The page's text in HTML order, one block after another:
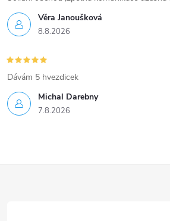
Věra Janoušková
8.8.2026
Michal Darebny
7.8.2026
Dávám 5 hvezdicek